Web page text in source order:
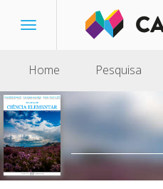
Toggle
Home Pesquisa